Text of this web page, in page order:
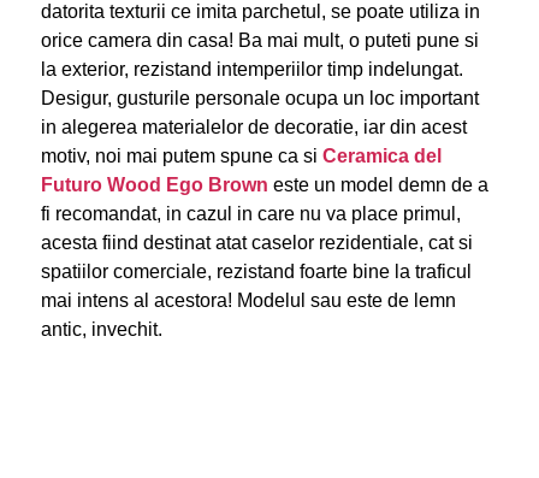
datorita texturii ce imita parchetul, se poate utiliza in
orice camera din casa! Ba mai mult, o puteti pune si
la exterior, rezistand intemperiilor timp indelungat.
Desigur, gusturile personale ocupa un loc important
in alegerea materialelor de decoratie, iar din acest
motiv, noi mai putem spune ca si Ceramica del
Futuro Wood Ego Brown este un model demn de a
fi recomandat, in cazul in care nu va place primul,
acesta fiind destinat atat caselor rezidentiale, cat si
spatiilor comerciale, rezistand foarte bine la traficul
mai intens al acestora! Modelul sau este de lemn
antic, invechit.